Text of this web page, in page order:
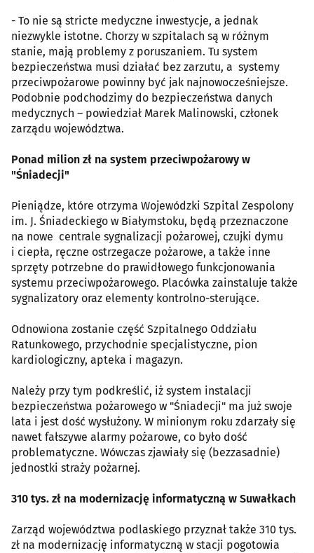
- To nie są stricte medyczne inwestycje, a jednak
niezwykle istotne. Chorzy w szpitalach są w różnym
stanie, mają problemy z poruszaniem. Tu system
bezpieczeństwa musi działać bez zarzutu, a systemy
przeciwpożarowe powinny być jak najnowocześniejsze.
Podobnie podchodzimy do bezpieczeństwa danych
medycznych – powiedział Marek Malinowski, członek
zarządu województwa.
Ponad milion zł na system przeciwpożarowy w
"Śniadecji"
Pieniądze, które otrzyma Wojewódzki Szpital Zespolony
im. J. Śniadeckiego w Białymstoku, będą przeznaczone
na nowe centrale sygnalizacji pożarowej, czujki dymu
i ciepła, ręczne ostrzegacze pożarowe, a także inne
sprzęty potrzebne do prawidłowego funkcjonowania
systemu przeciwpożarowego. Placówka zainstaluje także
sygnalizatory oraz elementy kontrolno-sterujące.
Odnowiona zostanie część Szpitalnego Oddziału
Ratunkowego, przychodnie specjalistyczne, pion
kardiologiczny, apteka i magazyn.
Należy przy tym podkreślić, iż system instalacji
bezpieczeństwa pożarowego w "Śniadecji" ma już swoje
lata i jest dość wysłużony. W minionym roku zdarzały się
nawet fałszywe alarmy pożarowe, co było dość
problematyczne. Wówczas zjawiały się (bezzasadnie)
jednostki straży pożarnej.
310 tys. zł na modernizację informatyczną w Suwałkach
Zarząd województwa podlaskiego przyznał także 310 tys.
zł na modernizację informatyczną w stacji pogotowia